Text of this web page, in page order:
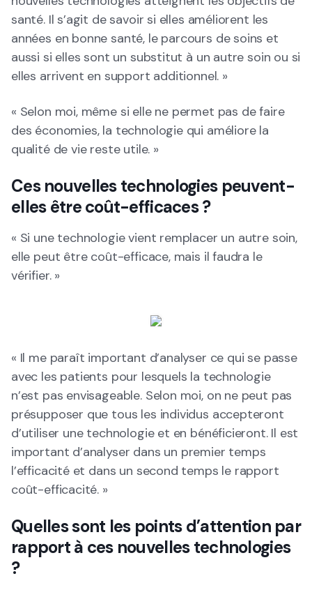
santé. Il s’agit de savoir si elles améliorent les
années en bonne santé, le parcours de soins et
aussi si elles sont un substitut à un autre soin ou si
elles arrivent en support additionnel. »
« Selon moi, même si elle ne permet pas de faire
des économies, la technologie qui améliore la
qualité de vie reste utile. »
Ces nouvelles technologies peuvent-
elles être coût-efficaces ?
« Si une technologie vient remplacer un autre soin,
elle peut être coût-efficace, mais il faudra le
vérifier. »
« Il me paraît important d’analyser ce qui se passe
avec les patients pour lesquels la technologie
n’est pas envisageable. Selon moi, on ne peut pas
présupposer que tous les individus accepteront
d’utiliser une technologie et en bénéficieront. Il est
important d’analyser dans un premier temps
l’efficacité et dans un second temps le rapport
coût-efficacité. »
Quelles sont les points d’attention par
rapport à ces nouvelles technologies
?